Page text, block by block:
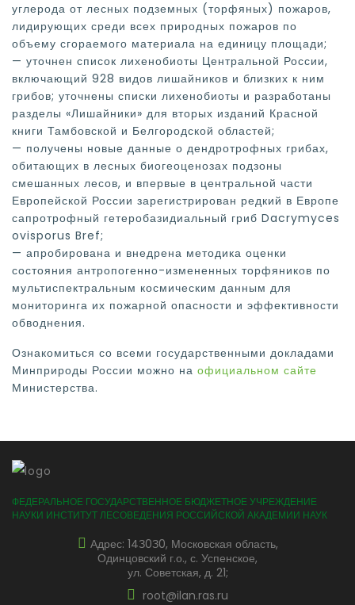
углерода от лесных подземных (торфяных) пожаров,
лидирующих среди всех природных пожаров по
объему сгораемого материала на единицу площади;
— уточнен список лихенобиоты Центральной России,
включающий 928 видов лишайников и близких к ним
грибов; уточнены списки лихенобиоты и разработаны
разделы «Лишайники» для вторых изданий Красной
книги Тамбовской и Белгородской областей;
— получены новые данные о дендротрофных грибах,
обитающих в лесных биогеоценозах подзоны
смешанных лесов, и впервые в центральной части
Европейской России зарегистрирован редкий в Европе
сапротрофный гетеробазидиальный гриб Dacrymyces
ovisporus Bref;
— апробирована и внедрена методика оценки
состояния антропогенно-измененных торфяников по
мультиспектральным космическим данным для
мониторинга их пожарной опасности и эффективности
обводнения.
Ознакомиться со всеми государственными докладами
Минприроды России можно на официальном сайте
Министерства.
ФЕДЕРАЛЬНОЕ ГОСУДАРСТВЕННОЕ БЮДЖЕТНОЕ УЧРЕЖДЕНИЕ
НАУКИ ИНСТИТУТ ЛЕСОВЕДЕНИЯ РОССИЙСКОЙ АКАДЕМИИ НАУК
Адрес: 14З0З0, Московская область,
Одинцовский г.о., с. Успенское,
ул. Советская, д. 21;
root@ilan.ras.ru